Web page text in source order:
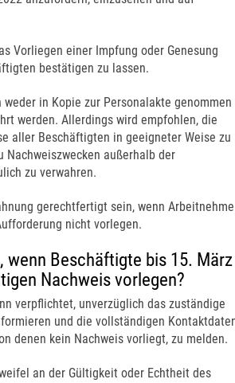
Vorliegen einer Impfung oder Genesung
bestätigen zu lassen.
weder in Kopie zur Personalakte genommen
werden. Allerdings wird empfohlen, die
aller Beschäftigten in geeigneter Weise zu
Nachweiszwecken außerhalb der
zu verwahren.
gerechtfertigt sein, wenn
nicht vorlegen.
wenn Beschäftigte bis 15. März
Nachweis vorlegen?
verpflichtet, unverzüglich das zuständige
und die vollständigen
denen kein Nachweis vorliegt, zu melden.
an der Gültigkeit oder Echtheit des